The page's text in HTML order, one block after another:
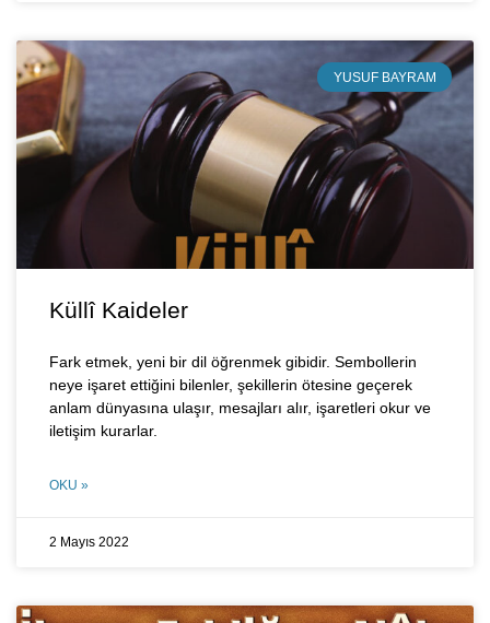
YUSUF BAYRAM
Küllî Kaideler
Fark etmek, yeni bir dil öğrenmek gibidir. Sembollerin
neye işaret ettiğini bilenler, şekillerin ötesine geçerek
anlam dünyasına ulaşır, mesajları alır, işaretleri okur ve
iletişim kurarlar.
OKU »
2 Mayıs 2022